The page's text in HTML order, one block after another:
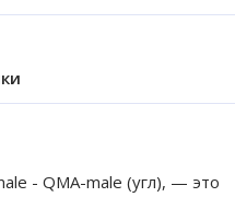
- QMA-male (угл), — это